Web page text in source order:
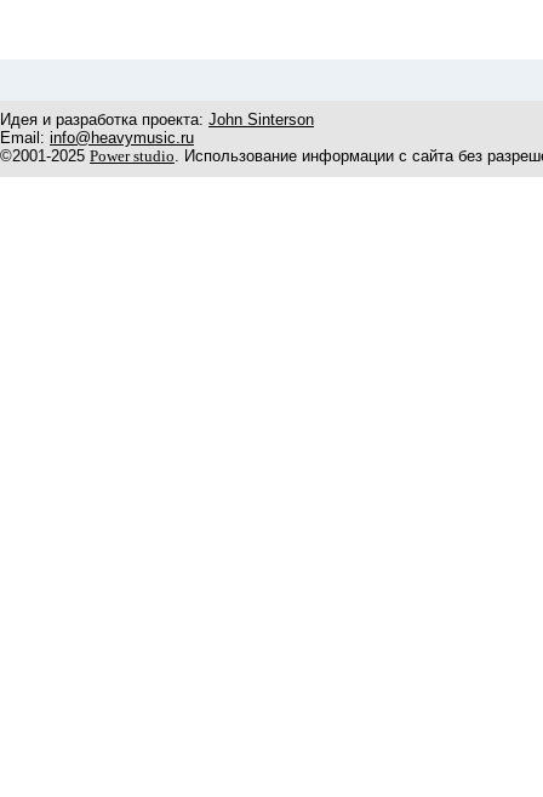
Идея и разработка проекта: John Sinterson
Email: info@heavymusic.ru
©2001-2025 Power studio. Использование информации с сайта без